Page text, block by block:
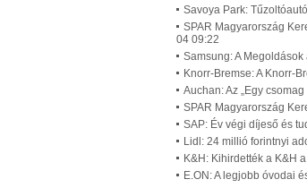
Savoya Park:
SPAR Magyarország
04 09:22
Samsung: A
Knorr-Bremse: A Knorr-
Auchan: Az „Egy
SPAR Magyarország
SAP: Év végi díjeső és
Lidl: 24 millió forintnyi
K&H: Kihirdették a K&H
E.ON: A legjobb óvodai